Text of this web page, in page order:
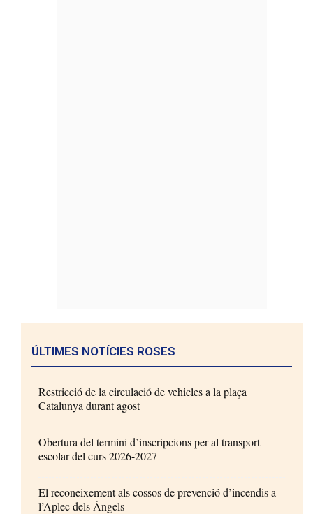
ÚLTIMES NOTÍCIES ROSES
Restricció de la circulació de vehicles a la plaça
Catalunya durant agost
Obertura del termini d’inscripcions per al transport
escolar del curs 2026-2027
El reconeixement als cossos de prevenció d’incendis a
l’Aplec dels Àngels